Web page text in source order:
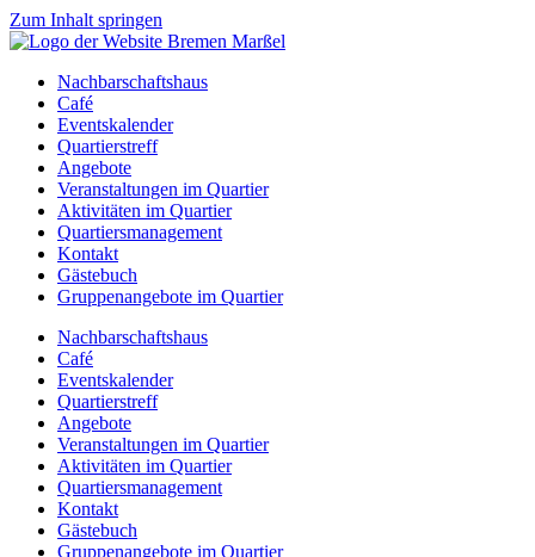
Zum Inhalt springen
Nachbarschaftshaus
Café
Eventskalender
Quartierstreff
Angebote
Veranstaltungen im Quartier
Aktivitäten im Quartier
Quartiersmanagement
Kontakt
Gästebuch
Gruppenangebote im Quartier
Nachbarschaftshaus
Café
Eventskalender
Quartierstreff
Angebote
Veranstaltungen im Quartier
Aktivitäten im Quartier
Quartiersmanagement
Kontakt
Gästebuch
Gruppenangebote im Quartier